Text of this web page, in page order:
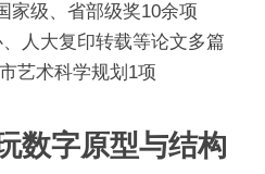
家级、省部级奖10余项
人大复印转载等论文多篇
艺术科学规划1项
数字原型与结构